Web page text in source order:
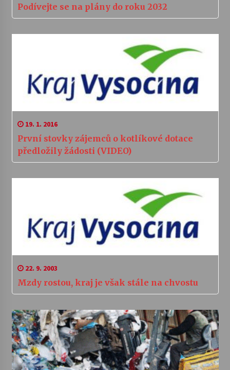
Podívejte se na plány do roku 2032
19. 1. 2016
První stovky zájemců o kotlíkové dotace
předložily žádosti (VIDEO)
22. 9. 2003
Mzdy rostou, kraj je však stále na chvostu